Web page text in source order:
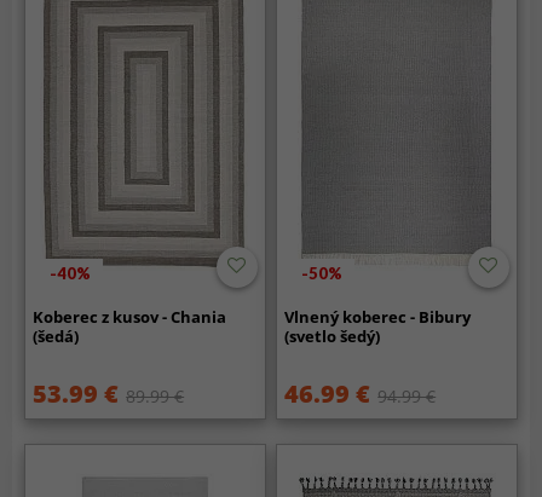
-40%
Koberec z kusov - Chania
(šedá)
53.99 € 89.99 €
-50%
Vlnený koberec - Bibury
(svetlo šedý)
46.99 € 94.99 €